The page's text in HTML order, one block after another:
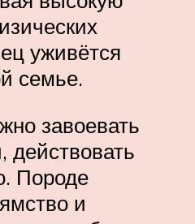
уживётся
семье.
завоевать
действовать
Породе
и